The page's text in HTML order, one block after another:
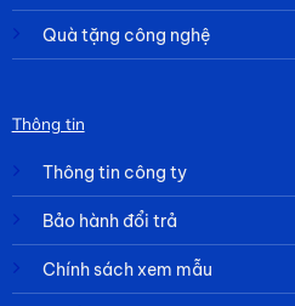
Quà tặng công nghệ
Thông tin
Thông tin công ty
Bảo hành đổi trả
Chính sách xem mẫu